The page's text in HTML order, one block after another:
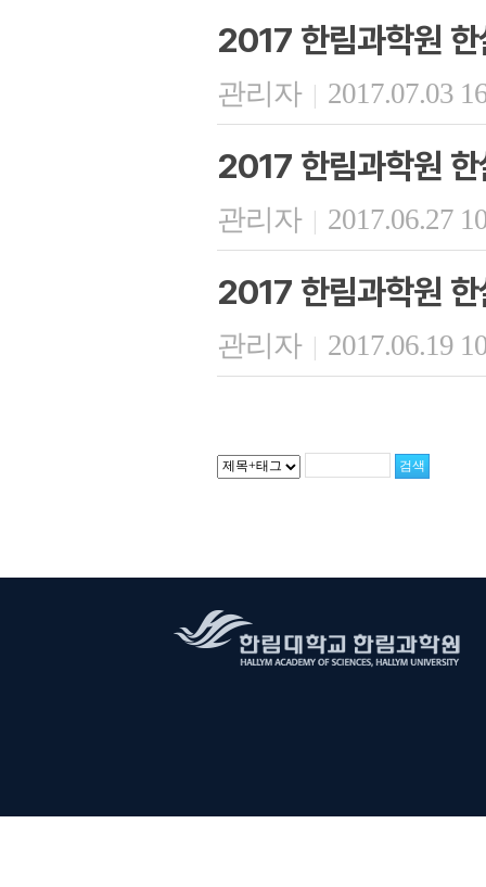
2017 한림과학원
관리자 | 2017.07.03
2017 한림과학원
관리자 | 2017.06.27
2017 한림과학원
관리자 | 2017.06.19